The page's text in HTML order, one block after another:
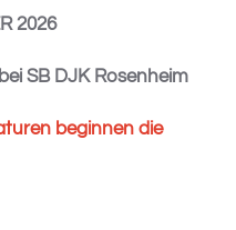
2026
SB DJK Rosenheim
beginnen die